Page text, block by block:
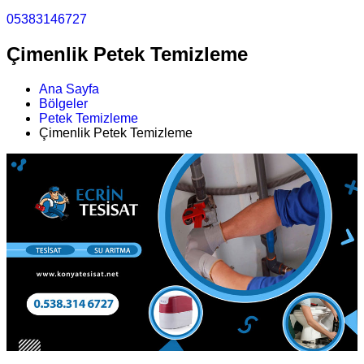
05383146727
Çimenlik Petek Temizleme
Ana Sayfa
Bölgeler
Petek Temizleme
Çimenlik Petek Temizleme